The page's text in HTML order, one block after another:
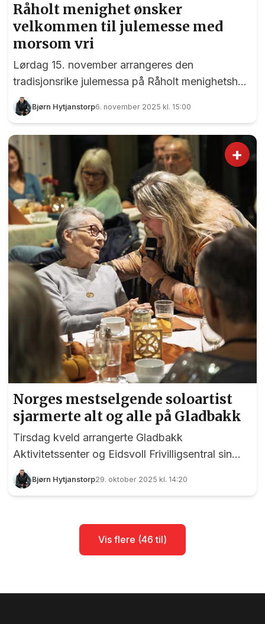
Råholt menighet ønsker
velkommen til julemesse med
morsom vri
Lørdag 15. november arrangeres den
tradisjonsrike julemessa på Råholt menighetshus.
Som vanlig vil det bli salg av mange spennende
gjenstander, men også barnetombola, åresalg og
Bjørn Hytjanstorp6. november 2025 kl. 15:00
+
Norges mestselgende soloartist
sjarmerte alt og alle på Gladbakk
Tirsdag kveld arrangerte Gladbakk
Aktivitetssenter og Eidsvoll Frivilligsentral sin
tradisjonsrike høstfest på Gladbakk. I tillegg til å
bli servert høstsuppe og tilslørte bondepiker fikk
Anita Hegerland og blinde Marie Smedsrud (65)
fant tonen på Gladbakk. Foto: Bjørn Hytjanstorp
Bjørn Hytjanstorp29. oktober 2025 kl. 14:20
Vis flere (46 til)